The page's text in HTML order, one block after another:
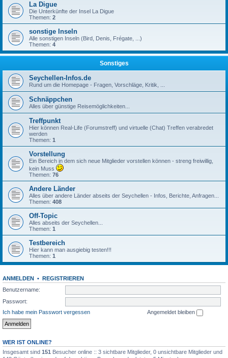
La Digue
Die Unterkünfte der Insel La Digue
Themen: 2
sonstige Inseln
Alle sonstigen Inseln (Bird, Denis, Frégate, ...)
Themen: 4
Sonstiges
Seychellen-Infos.de
Rund um die Homepage - Fragen, Vorschläge, Kritik, ...
Schnäppchen
Alles über günstige Reisemöglichkeiten...
Treffpunkt
Hier können Real-Life (Forumstreff) und virtuelle (Chat) Treffen verabredet
werden
Themen: 1
Vorstellung
Ein Bereich in dem sich neue Mitglieder vorstellen können - streng freiwillig,
kein Muss
Themen: 76
Andere Länder
Alles über andere Länder abseits der Seychellen - Infos, Berichte, Anfragen...
Themen: 408
Off-Topic
Alles abseits der Seychellen...
Themen: 1
Testbereich
Hier kann man ausgiebig testen!!!
Themen: 1
ANMELDEN • REGISTRIEREN
Benutzername:
Passwort:
Ich habe mein Passwort vergessen
Angemeldet bleiben
WER IST ONLINE?
Insgesamt sind 151 Besucher online :: 3 sichtbare Mitglieder, 0 unsichtbare Mitglieder und